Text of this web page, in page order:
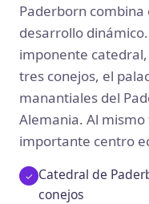
Paderborn combina
desarrollo
imponente
tres conejos, el
manantiales del
Alemania. Al
importante centro
Catedral de
conejos